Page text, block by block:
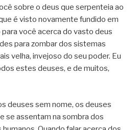
sobre o deus que serpenteia ao
é visto novamente fundido em
você acerca do vasto deus
para zombar dos sistemas
velha, invejoso do seu poder. Eu
estes deuses, e de muitos,
deuses sem nome, os deuses
se assentam na sombra dos